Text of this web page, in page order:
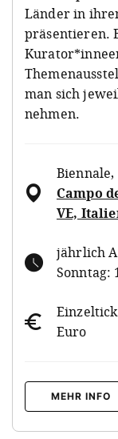
Länder in
präsentieren.
man sich
nehmen.
Biennale,
Campo
VE,
jährlich
Sonntag:
Euro
MEHR INFO